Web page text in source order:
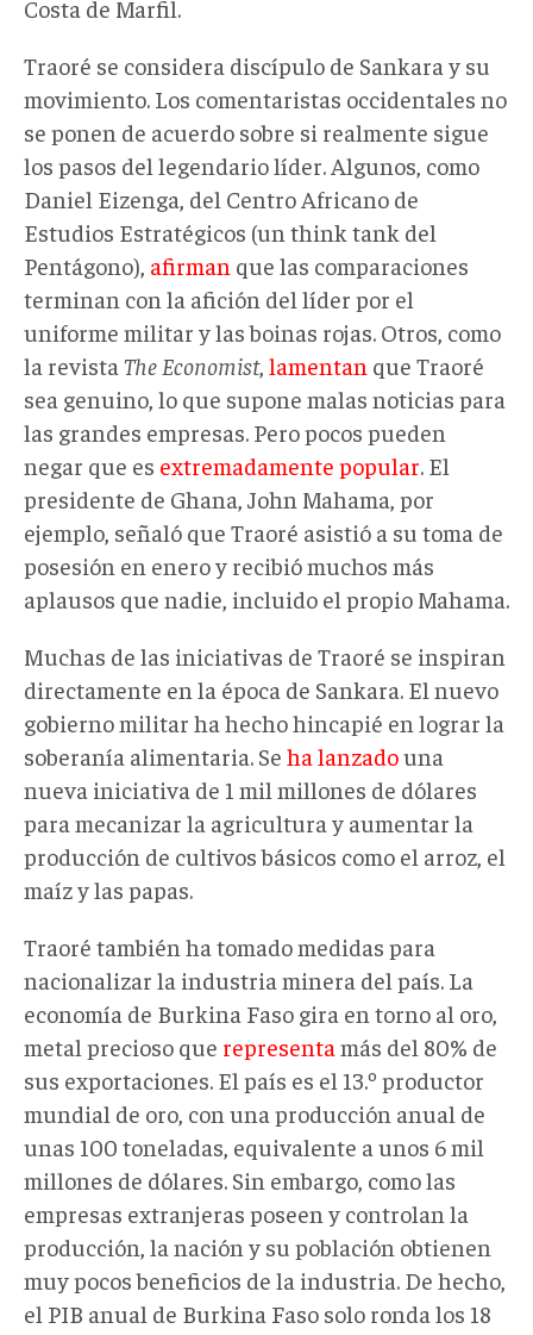
Costa de Marfil.
Traoré se considera discípulo de Sankara y su
movimiento. Los comentaristas occidentales no
se ponen de acuerdo sobre si realmente sigue
los pasos del legendario líder. Algunos, como
Daniel Eizenga, del Centro Africano de
Estudios Estratégicos (un think tank del
Pentágono), afirman que las comparaciones
terminan con la afición del líder por el
uniforme militar y las boinas rojas. Otros, como
la revista The Economist, lamentan que Traoré
sea genuino, lo que supone malas noticias para
las grandes empresas. Pero pocos pueden
negar que es extremadamente popular. El
presidente de Ghana, John Mahama, por
ejemplo, señaló que Traoré asistió a su toma de
posesión en enero y recibió muchos más
aplausos que nadie, incluido el propio Mahama.
Muchas de las iniciativas de Traoré se inspiran
directamente en la época de Sankara. El nuevo
gobierno militar ha hecho hincapié en lograr la
soberanía alimentaria. Se ha lanzadouna
nueva iniciativa de 1 mil millones de dólares
para mecanizar la agricultura y aumentar la
producción de cultivos básicos como el arroz, el
maíz y las papas.
Traoré también ha tomado medidas para
nacionalizar la industria minera del país. La
economía de Burkina Faso gira en torno al oro,
metal precioso que representa más del 80% de
sus exportaciones. El país es el 13.º productor
mundial de oro, con una producción anual de
unas 100 toneladas, equivalente a unos 6 mil
millones de dólares. Sin embargo, como las
empresas extranjeras poseen y controlan la
producción, la nación y su población obtienen
muy pocos beneficios de la industria. De hecho,
el PIB anual de Burkina Faso solo ronda los 18